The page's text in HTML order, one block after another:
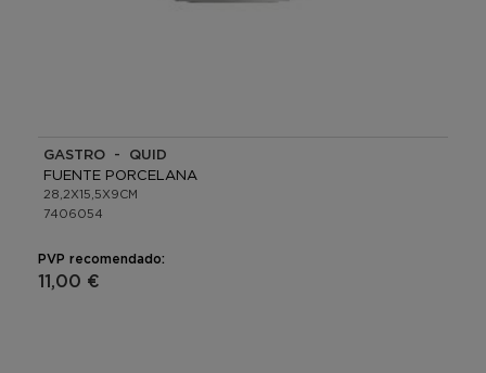
GASTRO - QUID
FUENTE PORCELANA
28,2X15,5X9CM
7406054
PVP recomendado:
11,00 €